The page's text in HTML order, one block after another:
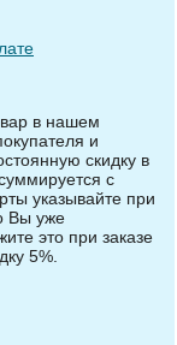
в нашем
и
скидку в
с
указывайте при
Вы уже
это при заказе
5%.